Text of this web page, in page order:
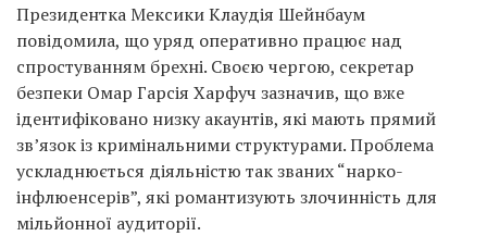
Президентка Мексики Клаудія Шейнбаум
повідомила, що уряд оперативно працює над
спростуванням брехні. Своєю чергою, секретар
безпеки Омар Гарсія Харфуч зазначив, що вже
ідентифіковано низку акаунтів, які мають прямий
зв’язок із кримінальними структурами. Проблема
ускладнюється діяльністю так званих “нарко-
інфлюенсерів”, які романтизують злочинність для
мільйонної аудиторії.